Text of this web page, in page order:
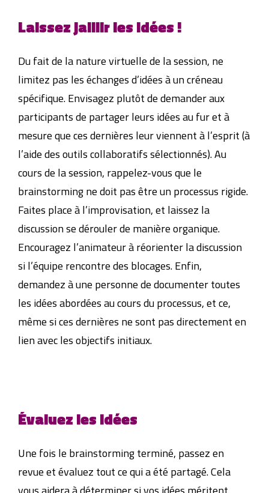
Laissez jaillir les idées !
Du fait de la nature virtuelle de la session, ne
limitez pas les échanges d’idées à un créneau
spécifique. Envisagez plutôt de demander aux
participants de partager leurs idées au fur et à
mesure que ces dernières leur viennent à l’esprit (à
l’aide des outils collaboratifs sélectionnés). Au
cours de la session, rappelez-vous que le
brainstorming ne doit pas être un processus rigide.
Faites place à l’improvisation, et laissez la
discussion se dérouler de manière organique.
Encouragez l’animateur à réorienter la discussion
si l’équipe rencontre des blocages. Enfin,
demandez à une personne de documenter toutes
les idées abordées au cours du processus, et ce,
même si ces dernières ne sont pas directement en
lien avec les objectifs initiaux.
Évaluez les idées
Une fois le brainstorming terminé, passez en
revue et évaluez tout ce qui a été partagé. Cela